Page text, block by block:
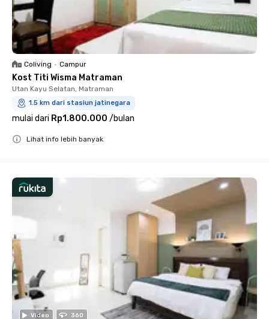
Coliving • Campur
Kost Titi Wisma Matraman
Utan Kayu Selatan, Matraman
1.5 km dari stasiun jatinegara
mulai dari Rp1.800.000 /bulan
Lihat info lebih banyak
Video 360